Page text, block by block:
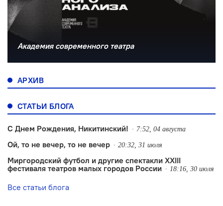
Академия современного театра
АРХИВ
СТАТЬИ БЛОГА
С Днем Рождения, Никитинский! 7:52, 04 августа
Ой, то не вечер, то не вечер 20:32, 31 июля
Миргородский футбол и другие спектакли XXIII
фестиваля театров малых городов России
18:16, 30 июля
Все статьи блога